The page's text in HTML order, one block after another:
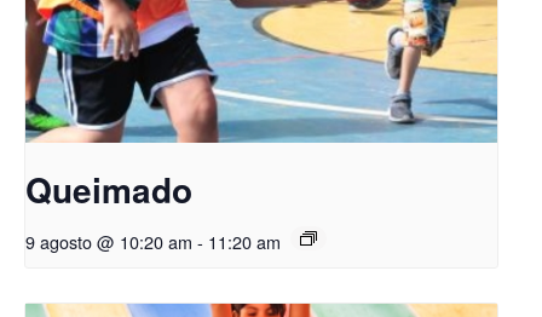
Queimado
9 agosto @ 10:20 am - 11:20 am